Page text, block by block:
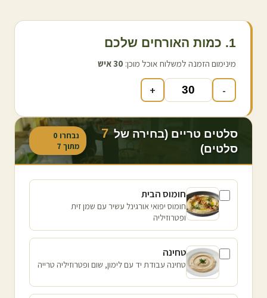
1. כמות האורחים שלכם
מינימום הזמנה למשלוח אוכל מוכן: 30איש
-
+
סלטים טריים (בחירה של 7
סלטים)
נבחרו 0
מתוך 7
חומוס הבית
חומוס יפואי אורגינל עשיר עם שמן זית
ופטרוזיליה
טחינה
טחינה עבודת יד עם לימון, שום ופטרוזיליה טרייה